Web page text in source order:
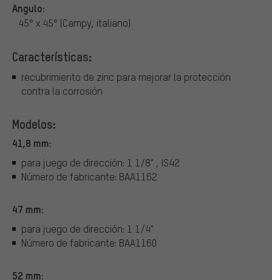
Angulo:
45° x 45° (Campy, italiano)
Características:
recubrimiento de zinc para mejorar la protección
contra la corrosión
Modelos:
41,8 mm:
para juego de dirección: 1 1/8" , IS42
Número de fabricante: BAA1162
47 mm:
para juego de dirección: 1 1/4"
Número de fabricante: BAA1160
52 mm: